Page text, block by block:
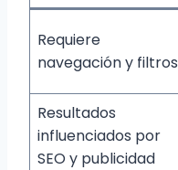
Requiere
navegación y filtros
Resultados
influenciados por
SEO y publicidad